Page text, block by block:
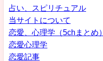
占い、スピリチュアル
当サイトについて
恋愛、心理学（5chまとめ）
恋愛心理学
恋愛記事